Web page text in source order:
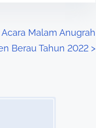
Malam Anugrah
Berau Tahun 2022 >